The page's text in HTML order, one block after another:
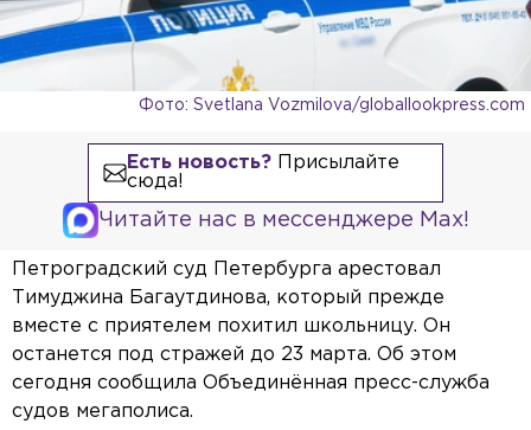
Фото: Svetlana Vozmilova/globallookpress.com
Есть новость?Присылайте
сюда!
Читайте нас в мессенджере Max!
Петроградский суд Петербурга арестовал
Тимуджина Багаутдинова, который прежде
вместе с приятелем похитил школьницу. Он
останется под стражей до 23 марта. Об этом
сегодня сообщила Объединённая пресс-служба
судов мегаполиса.